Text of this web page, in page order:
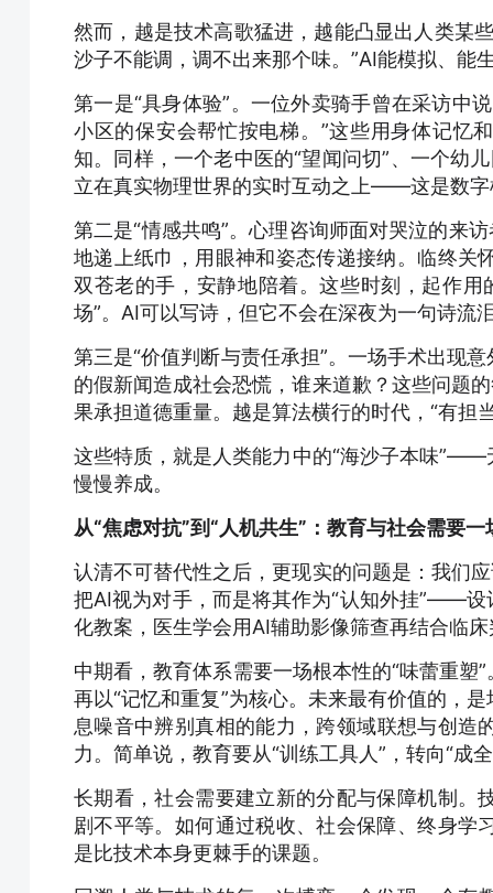
然而，越是技术高歌猛进，越能凸显出人类某
沙子不能调，调不出来那个味。”AI能模拟、能
第一是“具身体验”。一位外卖骑手曾在采访中
小区的保安会帮忙按电梯。”这些用身体记忆
知。同样，一个老中医的“望闻问切”、一个幼
立在真实物理世界的实时互动之上——这是数字
第二是“情感共鸣”。心理咨询师面对哭泣的来
地递上纸巾，用眼神和姿态传递接纳。临终关
双苍老的手，安静地陪着。这些时刻，起作
场”。AI可以写诗，但它不会在深夜为一句诗流
第三是“价值判断与责任承担”。一场手术出现
的假新闻造成社会恐慌，谁来道歉？这些问题
果承担道德重量。越是算法横行的时代，“有担
这些特质，就是人类能力中的“海沙子本味
慢慢养成。
从“焦虑对抗”到“人机共生”：教育与社会需要一
认清不可替代性之后，更现实的问题是：我们
把AI视为对手，而是将其作为“认知外挂”——
化教案，医生学会用AI辅助影像筛查再结合临
中期看，教育体系需要一场根本性的“味蕾重
再以“记忆和重复”为核心。未来最有价值的，
息噪音中辨别真相的能力，跨领域联想与创
力。简单说，教育要从“训练工具人”，转向“成
长期看，社会需要建立新的分配与保障机制。
剧不平等。如何通过税收、社会保障、终身学
是比技术本身更棘手的课题。